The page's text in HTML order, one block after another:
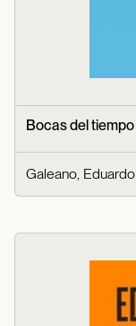
Bocas del tiempo
Galeano, Eduardo